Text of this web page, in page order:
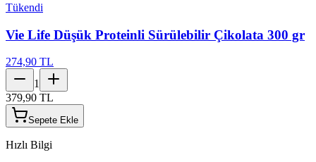
Tükendi
Vie Life Düşük Proteinli Sürülebilir Çikolata 300 gr
274,90 TL
1
379,90 TL
Sepete Ekle
Hızlı Bilgi